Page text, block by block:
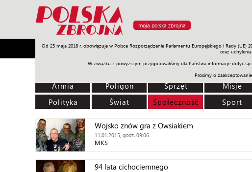
moja polska zbrojna
Od 25 maja 2018 r. obowiązuje w Polsce Rozporządzenie Parlamentu Europejskiego i Rady
oraz
W związku z powyższym przygotowaliśmy dla Państwa informacje
Prosimy o
Armia Poligon Sprzęt Misje Polityka Prawo Świat
Armia Poligon Sprzęt Misje
Polityka
Świat Społeczność Sport
Wojsko znów gra z Owsiakiem
11.01.2015, godz. 09:06
MKS
94 lata cichociemnego